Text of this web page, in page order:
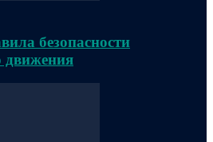
безопасности
движения